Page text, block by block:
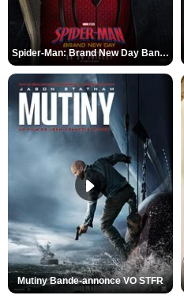
Spider-Man: Brand New Day Bande-annonce VO STFR
Mutiny Bande-annonce VO STFR